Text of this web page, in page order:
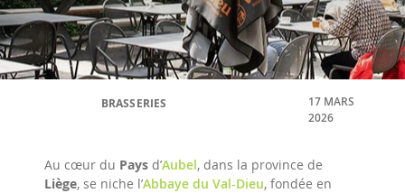
BRASSERIES
17 MARS
2026
Au cœur du Pays d’Aubel, dans la province de
Liège, se niche l’Abbaye du Val-Dieu, fondée en